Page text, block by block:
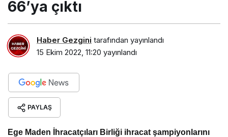
66’ya çıktı
Haber Gezgini tarafından yayınlandı
15 Ekim 2022, 11:20 yayınlandı
PAYLAŞ
Ege Maden İhracatçıları Birliği ihracat şampiyonlarını